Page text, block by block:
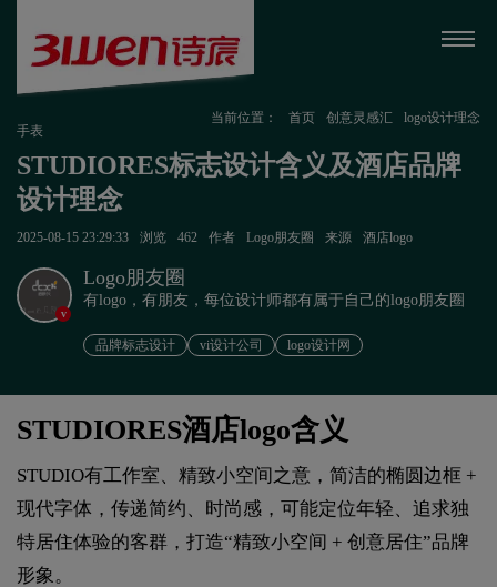
当前位置： 首页 创意灵感汇
logo设计理念
手表
STUDIORES标志设计含义及酒店品牌
设计理念
2025-08-15 23:29:33 浏览 462 作者 Logo朋友圈 来源 酒店logo
v
Logo朋友圈
有logo，有朋友，每位设计师都有属于自己的logo朋友圈
品牌标志设计 vi设计公司 logo设计网
STUDIORES酒店logo含义
STUDIO有工作室、精致小空间之意，简洁的椭圆边框 +
现代字体，传递简约、时尚感，可能定位年轻、追求独
特居住体验的客群，打造“精致小空间 + 创意居住”品牌
形象。